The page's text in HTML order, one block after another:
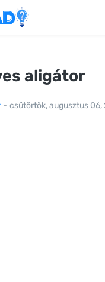
aligátor
- csütörtök, augusztus 06,